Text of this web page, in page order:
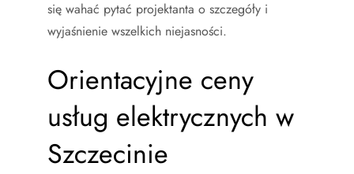
się wahać pytać projektanta o szczegóły i
wyjaśnienie wszelkich niejasności.
Orientacyjne ceny
usług elektrycznych w
Szczecinie